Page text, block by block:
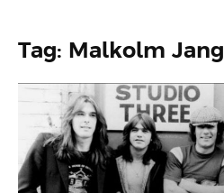
Tag: Malkolm Jang